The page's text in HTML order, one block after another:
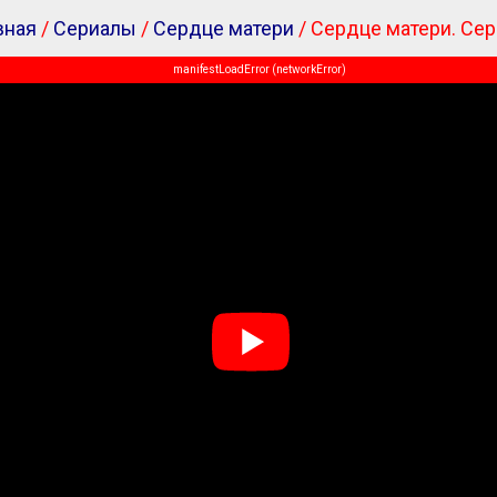
/ Сериалы / Сердце матери / Сердце матери.
manifestLoadError (networkError)